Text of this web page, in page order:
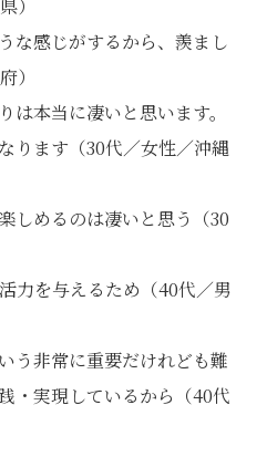
）
な感じがするから、羨まし
）
は本当に凄いと思います。
ります（30代／女性／沖縄
しめるのは凄いと思う（30
力を与えるため（40代／男
う非常に重要だけれども難
・実現しているから（40代